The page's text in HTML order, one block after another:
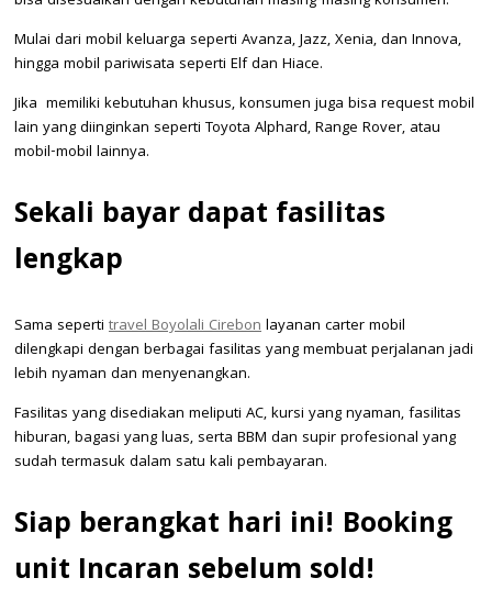
Mulai dari mobil keluarga seperti Avanza, Jazz, Xenia, dan Innova,
hingga mobil pariwisata seperti Elf dan Hiace.
Jika memiliki kebutuhan khusus, konsumen juga bisa request mobil
lain yang diinginkan seperti Toyota Alphard, Range Rover, atau
mobil-mobil lainnya.
Sekali bayar dapat fasilitas
lengkap
Sama seperti travel Boyolali Cirebonlayanan carter mobil
dilengkapi dengan berbagai fasilitas yang membuat perjalanan jadi
lebih nyaman dan menyenangkan.
Fasilitas yang disediakan meliputi AC, kursi yang nyaman, fasilitas
hiburan, bagasi yang luas, serta BBM dan supir profesional yang
sudah termasuk dalam satu kali pembayaran.
Siap berangkat hari ini! Booking
unit Incaran sebelum sold!